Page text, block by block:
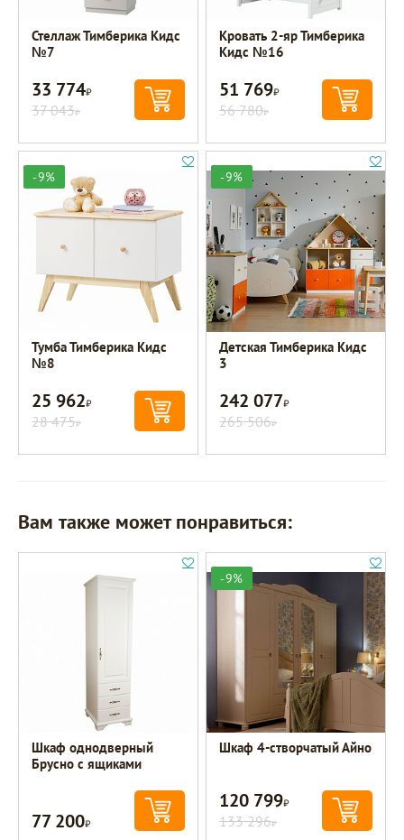
Стеллаж Тимберика Кидс
№7
33 774Р
37 043Р
Кровать 2-яр Тимберика
Кидс №16
51 769Р
56 780Р
-9%
Тумба Тимберика Кидс
№8
25 962Р
28 475Р
-9%
Детская Тимберика Кидс
3
242 077Р
265 506Р
Вам также может понравиться:
Шкаф однодверный
Брусно с ящиками
77 200Р
-9%
Шкаф 4-створчатый Айно
120 799Р
133 296Р